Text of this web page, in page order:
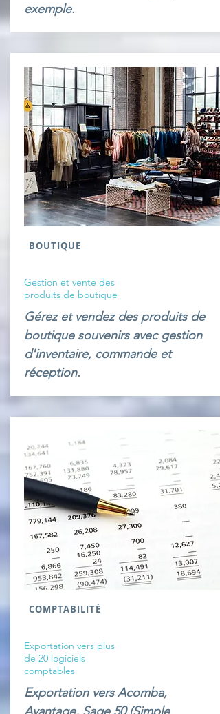
exemple.
BOUTIQUE
Gestion et vente des
produits de boutique
Gérez et vendez des produits de
boutique souvenirs avec gestion
d'inventaire, commande et
réception.
COMPTABILITÉ
Exportation vers plus
de 20 logiciels
comptables
Exportation vers Acomba,